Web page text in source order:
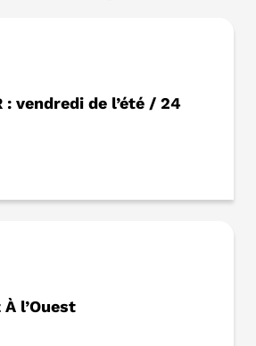
: vendredi de l’été / 24
l’Ouest